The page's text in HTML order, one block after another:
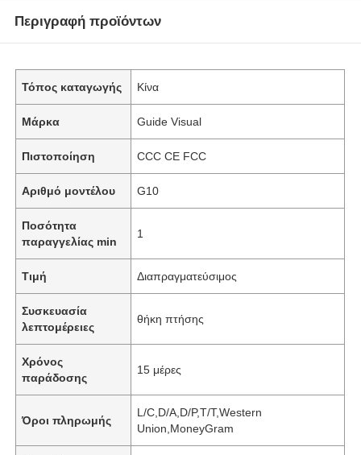
Περιγραφή προϊόντων
Τόπος καταγωγής Κίνα
Μάρκα Guide Visual
Πιστοποίηση CCC CE FCC
Αριθμό μοντέλου G10
Ποσότητα
παραγγελίας min
1
Τιμή Διαπραγματεύσιμος
Συσκευασία
λεπτομέρειες
θήκη πτήσης
Χρόνος
παράδοσης
15 μέρες
Όροι πληρωμής
L/C,D/A,D/P,T/T,Western
Union,MoneyGram